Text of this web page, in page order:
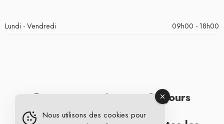
Lundi - Vendredi 09h00 - 18h00
Retours gratuits sous 30 jours
Nous utilisons des cookies pour